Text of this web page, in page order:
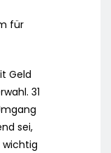
für
Geld
31
sei,
wichtig